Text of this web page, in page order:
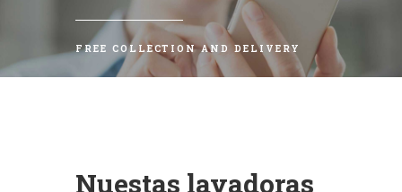
FREE COLLECTION AND DELIVERY
Nuestas lavadoras